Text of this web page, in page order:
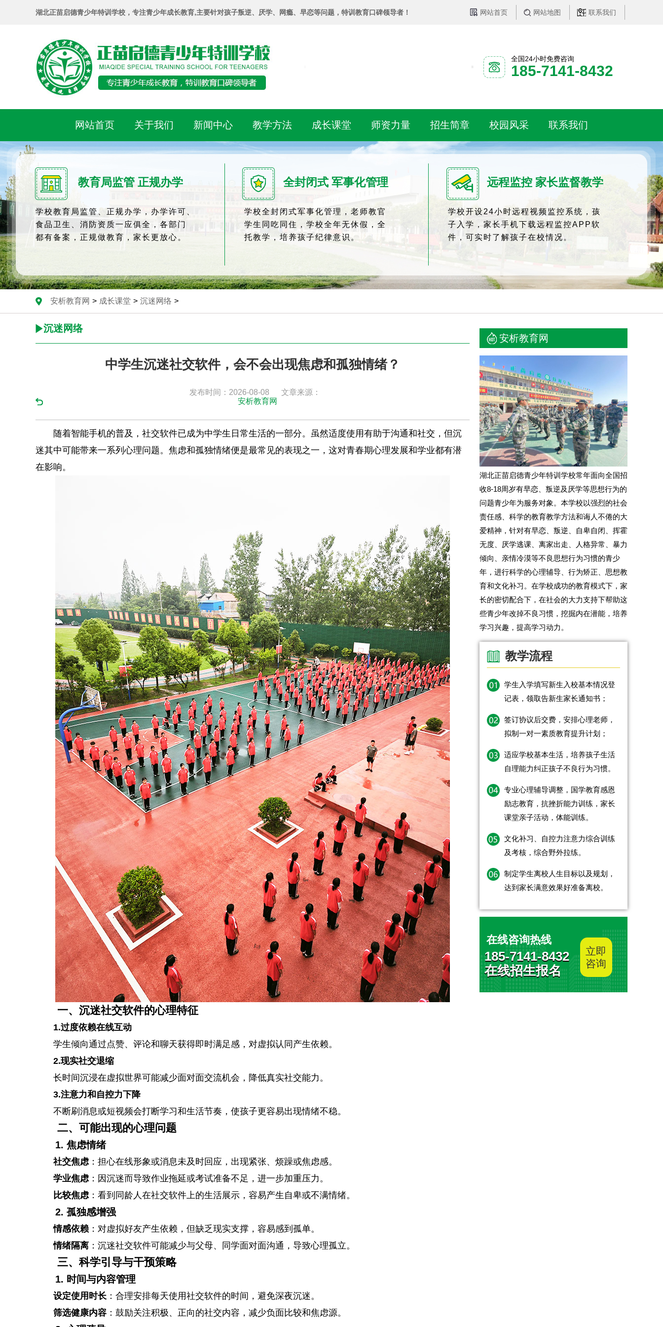
湖北正苗启德青少年特训学校，专注青少年成长教育,主要针对孩子叛逆、厌学、网瘾、早恋等问题，特训教育口碑领导者！ 网站首页 网站地图 联系我们
全国24小时免费咨询
185-7141-8432
网站首页 关于我们 新闻中心 教学方法 成长课堂 师资力量 招生简章 校园风采 联系我们
教育局监管 正规办学
学校教育局监管、正规办学，办学许可、
食品卫生、消防资质一应俱全，各部门
都有备案，正规做教育，家长更放心。
全封闭式 军事化管理
学校全封闭式军事化管理，老师教官
学生同吃同住，学校全年无休假，全
托教学，培养孩子纪律意识。
远程监控 家长监督教学
学校开设24小时远程视频监控系统，孩
子入学，家长手机下载远程监控APP软
件，可实时了解孩子在校情况。
安析教育网 > 成长课堂 > 沉迷网络 >
沉迷网络
中学生沉迷社交软件，会不会出现焦虑和孤独情绪？
发布时间：2026-08-08
文章来源：
安析教育网
随着智能手机的普及，社交软件已成为中学生日常生活的一部分。虽然适度使用有助于沟通和社交，但沉
迷其中可能带来一系列心理问题。焦虑和孤独情绪便是最常见的表现之一，这对青春期心理发展和学业都有潜
在影响。
一、沉迷社交软件的心理特征
1.过度依赖在线互动
学生倾向通过点赞、评论和聊天获得即时满足感，对虚拟认同产生依赖。
2.现实社交退缩
长时间沉浸在虚拟世界可能减少面对面交流机会，降低真实社交能力。
3.注意力和自控力下降
不断刷消息或短视频会打断学习和生活节奏，使孩子更容易出现情绪不稳。
二、可能出现的心理问题
1. 焦虑情绪
社交焦虑：担心在线形象或消息未及时回应，出现紧张、烦躁或焦虑感。
学业焦虑：因沉迷而导致作业拖延或考试准备不足，进一步加重压力。
比较焦虑：看到同龄人在社交软件上的生活展示，容易产生自卑或不满情绪。
2. 孤独感增强
情感依赖 ：对虚拟好友产生依赖，但缺乏现实支撑，容易感到孤单。
情绪隔离 ：沉迷社交软件可能减少与父母、同学面对面沟通，导致心理孤立。
三、科学引导与干预策略
1. 时间与内容管理
设定使用时长 ：合理安排每天使用社交软件的时间，避免深夜沉迷。
筛选健康内容 ：鼓励关注积极、正向的社交内容，减少负面比较和焦虑源。
安析教育网
湖北正苗启德青少年特训学校常年面向全国招
收8-18周岁有早恋、叛逆及厌学等思想行为的
问题青少年为服务对象。本学校以强烈的社会
责任感、科学的教育教学方法和诲人不倦的大
爱精神，针对有早恋、叛逆、自卑自闭、挥霍
无度、厌学逃课、离家出走、人格异常、暴力
倾向、亲情冷漠等不良思想行为习惯的青少
年，进行科学的心理辅导、行为矫正、思想教
育和文化补习。在学校成功的教育模式下，家
长的密切配合下，在社会的大力支持下帮助这
些青少年改掉不良习惯，挖掘内在潜能，培养
学习兴趣，提高学习动力。
教学流程
学生入学填写新生入校基本情况登
记表，领取告新生家长通知书；
签订协议后交费，安排心理老师，
拟制一对一素质教育提升计划；
适应学校基本生活，培养孩子生活
自理能力纠正孩子不良行为习惯。
专业心理辅导调整，国学教育感恩
励志教育，抗挫折能力训练，家长
课堂亲子活动，体能训练。
文化补习、自控力注意力综合训练
及考核，综合野外拉练。
制定学生离校人生目标以及规划，
达到家长满意效果好准备离校。
在线咨询热线
185-7141-8432
在线招生报名
立即
咨询